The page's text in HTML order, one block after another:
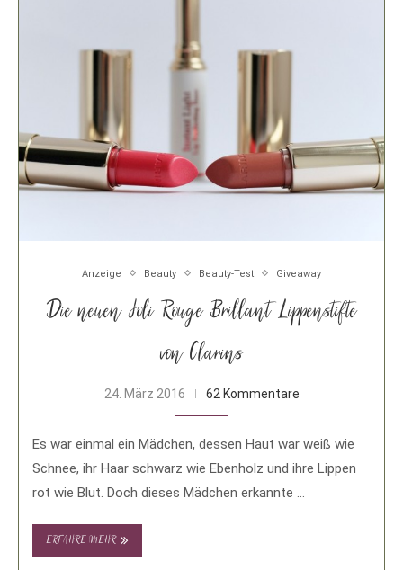
Anzeige Beauty Beauty-Test Giveaway
Die neuen Joli Rouge Brillant Lippenstifte
von Clarins
24. März 2016 62 Kommentare
Es war einmal ein Mädchen, dessen Haut war weiß wie
Schnee, ihr Haar schwarz wie Ebenholz und ihre Lippen
rot wie Blut. Doch dieses Mädchen erkannte …
ERFAHRE MEHR